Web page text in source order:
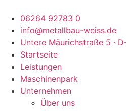
Inhalt
springen
06264 92783 0
info@metallbau-weiss.de
Untere Mäurichstraße 5 ·
Startseite
Leistungen
Maschinenpark
Unternehmen
Über uns